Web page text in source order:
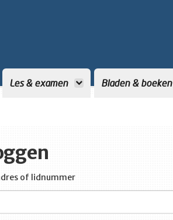
Les & examen Bladen & boeken
of lidnummer